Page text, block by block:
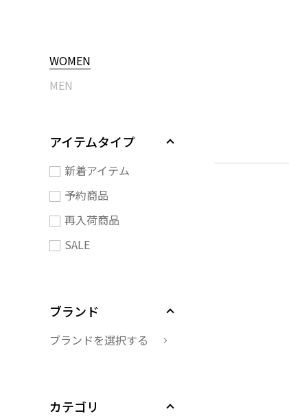
WOMEN
MEN
アイテムタイプ
新着アイテム
予約商品
再入荷商品
SALE
ブランド
ブランドを選択する
カテゴリ